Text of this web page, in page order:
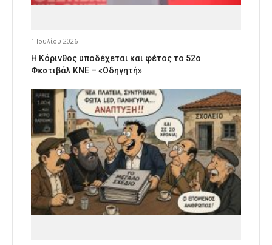
1 Ιουλίου 2026
Η Κόρινθος υποδέχεται και φέτος το 52ο
Φεστιβάλ ΚΝΕ – «Οδηγητή»